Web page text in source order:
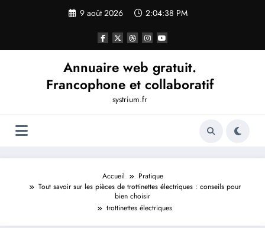
9 août 2026 2:04:38 PM
Annuaire web gratuit.
Francophone et collaboratif
systrium.fr
Accueil
Pratique
Tout savoir sur les pièces de trottinettes électriques : conseils pour
bien choisir
trottinettes électriques